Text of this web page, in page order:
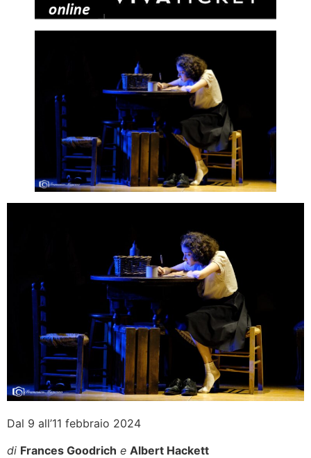
Dal 9 all’11 febbraio 2024
di Frances Goodrich e Albert Hackett